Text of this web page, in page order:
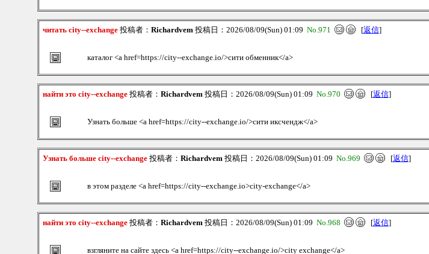
читать city--exchange投稿者： Richardvem投稿日：2026/08/09(Sun) 01:09 No.971 [返信]
каталог <a href=https://city--exchange.io/>сити обменник</a>
найти это city--exchange投稿者： Richardvem投稿日：2026/08/09(Sun) 01:09 No.970 [返信]
Узнать больше <a href=https://city--exchange.io/>сити иксчендж</a>
Узнать больше city--exchange投稿者： Richardvem投稿日：2026/08/09(Sun) 01:09 No.969 [返信]
в этом разделе <a href=https://city--exchange.io>city-exchange</a>
найти это city--exchange投稿者： Richardvem投稿日：2026/08/09(Sun) 01:09 No.968 [返信]
взгляните на сайте здесь <a href=https://city--exchange.io/>city exchange</a>